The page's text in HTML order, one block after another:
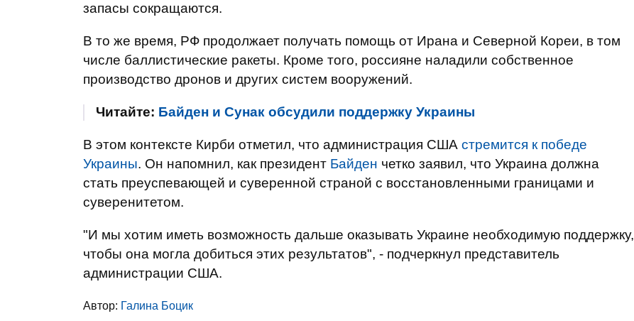
запасы сокращаются.
В то же время, РФ продолжает получать помощь от Ирана и Северной Кореи, в том
числе баллистические ракеты. Кроме того, россияне наладили собственное
производство дронов и других систем вооружений.
Читайте: Байден и Сунак обсудили поддержку Украины
В этом контексте Кирби отметил, что администрация США стремится к победе
Украины. Он напомнил, как президент Байден четко заявил, что Украина должна
стать преуспевающей и суверенной страной с восстановленными границами и
суверенитетом.
"И мы хотим иметь возможность дальше оказывать Украине необходимую поддержку,
чтобы она могла добиться этих результатов", - подчеркнул представитель
администрации США.
Автор: Галина Боцик